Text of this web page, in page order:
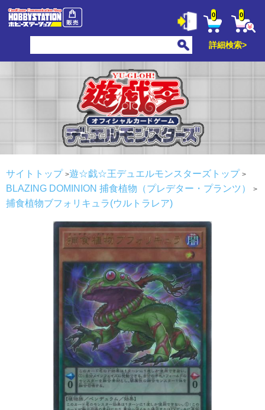
0 0
詳細検索>
サイトトップ
遊☆戯☆王デュエルモンスターズトップ
BLAZING DOMINION 捕食植物（プレデター・プランツ）
捕食植物ブフォリキュラ(ウルトラレア)